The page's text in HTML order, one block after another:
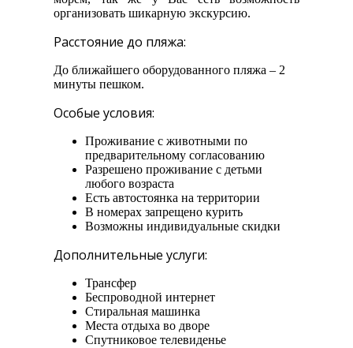
организовать шикарную экскурсию.
Расстояние до пляжа:
До ближайшего оборудованного пляжа – 2
минуты пешком.
Особые условия:
Проживание с животными по
предварительному согласованию
Разрешено проживание с детьми
любого возраста
Есть автостоянка на территории
В номерах запрещено курить
Возможны индивидуальные скидки
Дополнительные услуги:
Трансфер
Беспроводной интернет
Стиральная машинка
Места отдыха во дворе
Спутниковое телевиденье